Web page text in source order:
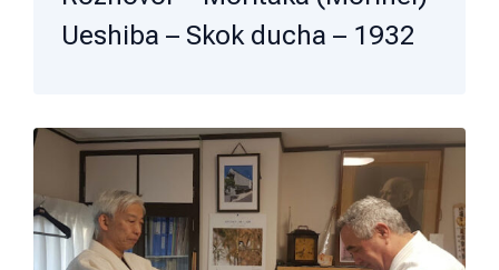
Ueshiba – Skok ducha – 1932